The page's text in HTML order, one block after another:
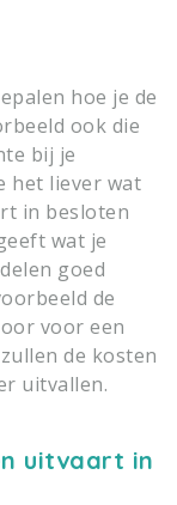
hoe je de
ook die
bij je
het liever wat
in besloten
wat je
goed
de
voor een
de kosten
uitvallen.
uitvaart in